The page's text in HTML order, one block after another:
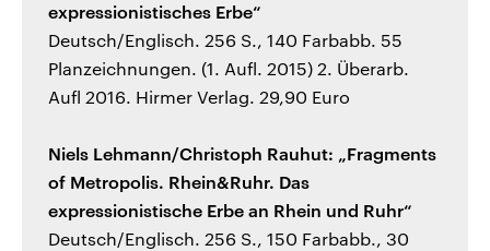
expressionistisches Erbe“
Deutsch/Englisch. 256 S., 140 Farbabb. 55
Planzeichnungen. (1. Aufl. 2015) 2. Überarb.
Aufl 2016. Hirmer Verlag. 29,90 Euro
Niels Lehmann/Christoph Rauhut: „Fragments
of Metropolis. Rhein&Ruhr. Das
expressionistische Erbe an Rhein und Ruhr“
Deutsch/Englisch. 256 S., 150 Farbabb., 30